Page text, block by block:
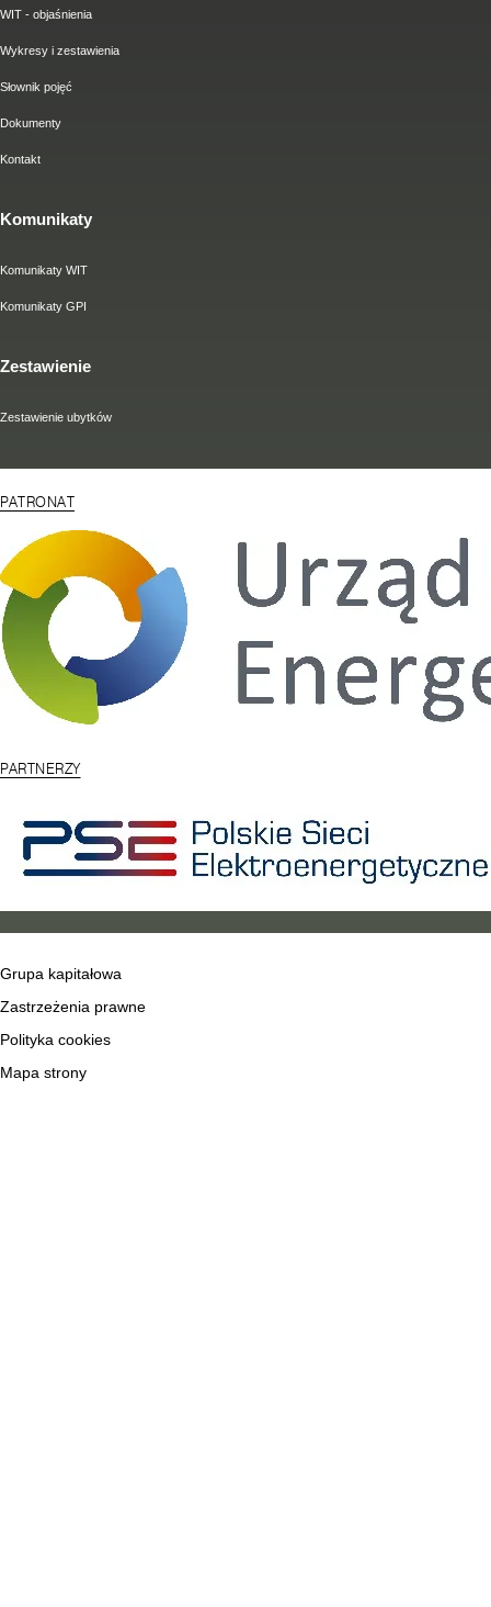
WIT - objaśnienia
Wykresy i zestawienia
Słownik pojęć
Dokumenty
Kontakt
Komunikaty
Komunikaty WIT
Komunikaty GPI
Zestawienie
Zestawienie ubytków
PATRONAT
PARTNERZY
Grupa kapitałowa
Zastrzeżenia prawne
Polityka cookies
Mapa strony